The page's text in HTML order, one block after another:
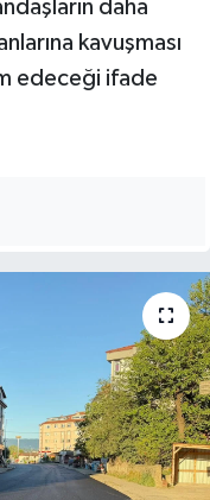
daha
kavuşması
edeceği ifade